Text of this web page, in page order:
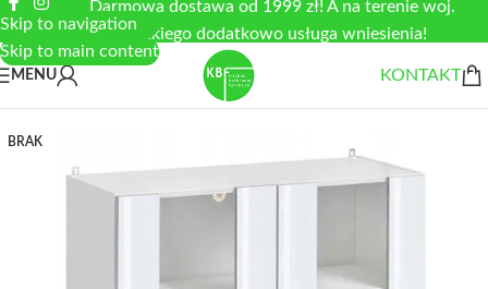
Skip to navigation
Skip to main content
Darmowa dostawa od 1999 zł! A na terenie woj.
łódzkiego dodatkowo usługa wniesienia!
MENU KONTAKT
BRAK